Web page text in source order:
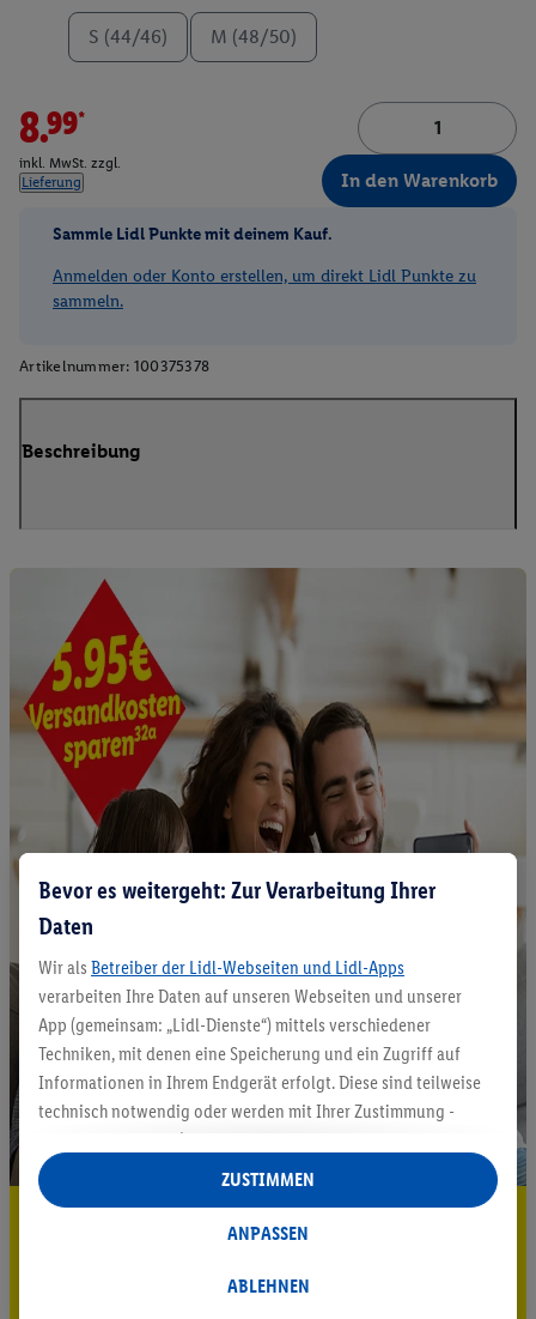
S (44/46) M (48/50)
8.99*
inkl. MwSt. zzgl.
Lieferung
In den Warenkorb
Sammle Lidl Punkte mit deinem Kauf.
Anmelden oder Konto erstellen, um direkt Lidl Punkte zu
sammeln.
Artikelnummer: 100375378
Beschreibung
5.95 € Versand sparen³²ᵃ
Bevor es weitergeht: Zur Verarbeitung Ihrer
Daten
Wir als Betreiber der Lidl-Webseiten und Lidl-Apps
verarbeiten Ihre Daten auf unseren Webseiten und unserer
App (gemeinsam: „Lidl-Dienste“) mittels verschiedener
Techniken, mit denen eine Speicherung und ein Zugriff auf
Informationen in Ihrem Endgerät erfolgt. Diese sind teilweise
technisch notwendig oder werden mit Ihrer Zustimmung -
auch durch Partner (u.a.
Verantwortliche; im Zusammenhang mit dem IAB TCF
insgesamt
Statistik-Erstellung oder für personalisierte Werbung
Datenverarbeitungen für personalisierte Werbung werden
ABLEHNEN
ANPASSEN
ZUSTIMMEN